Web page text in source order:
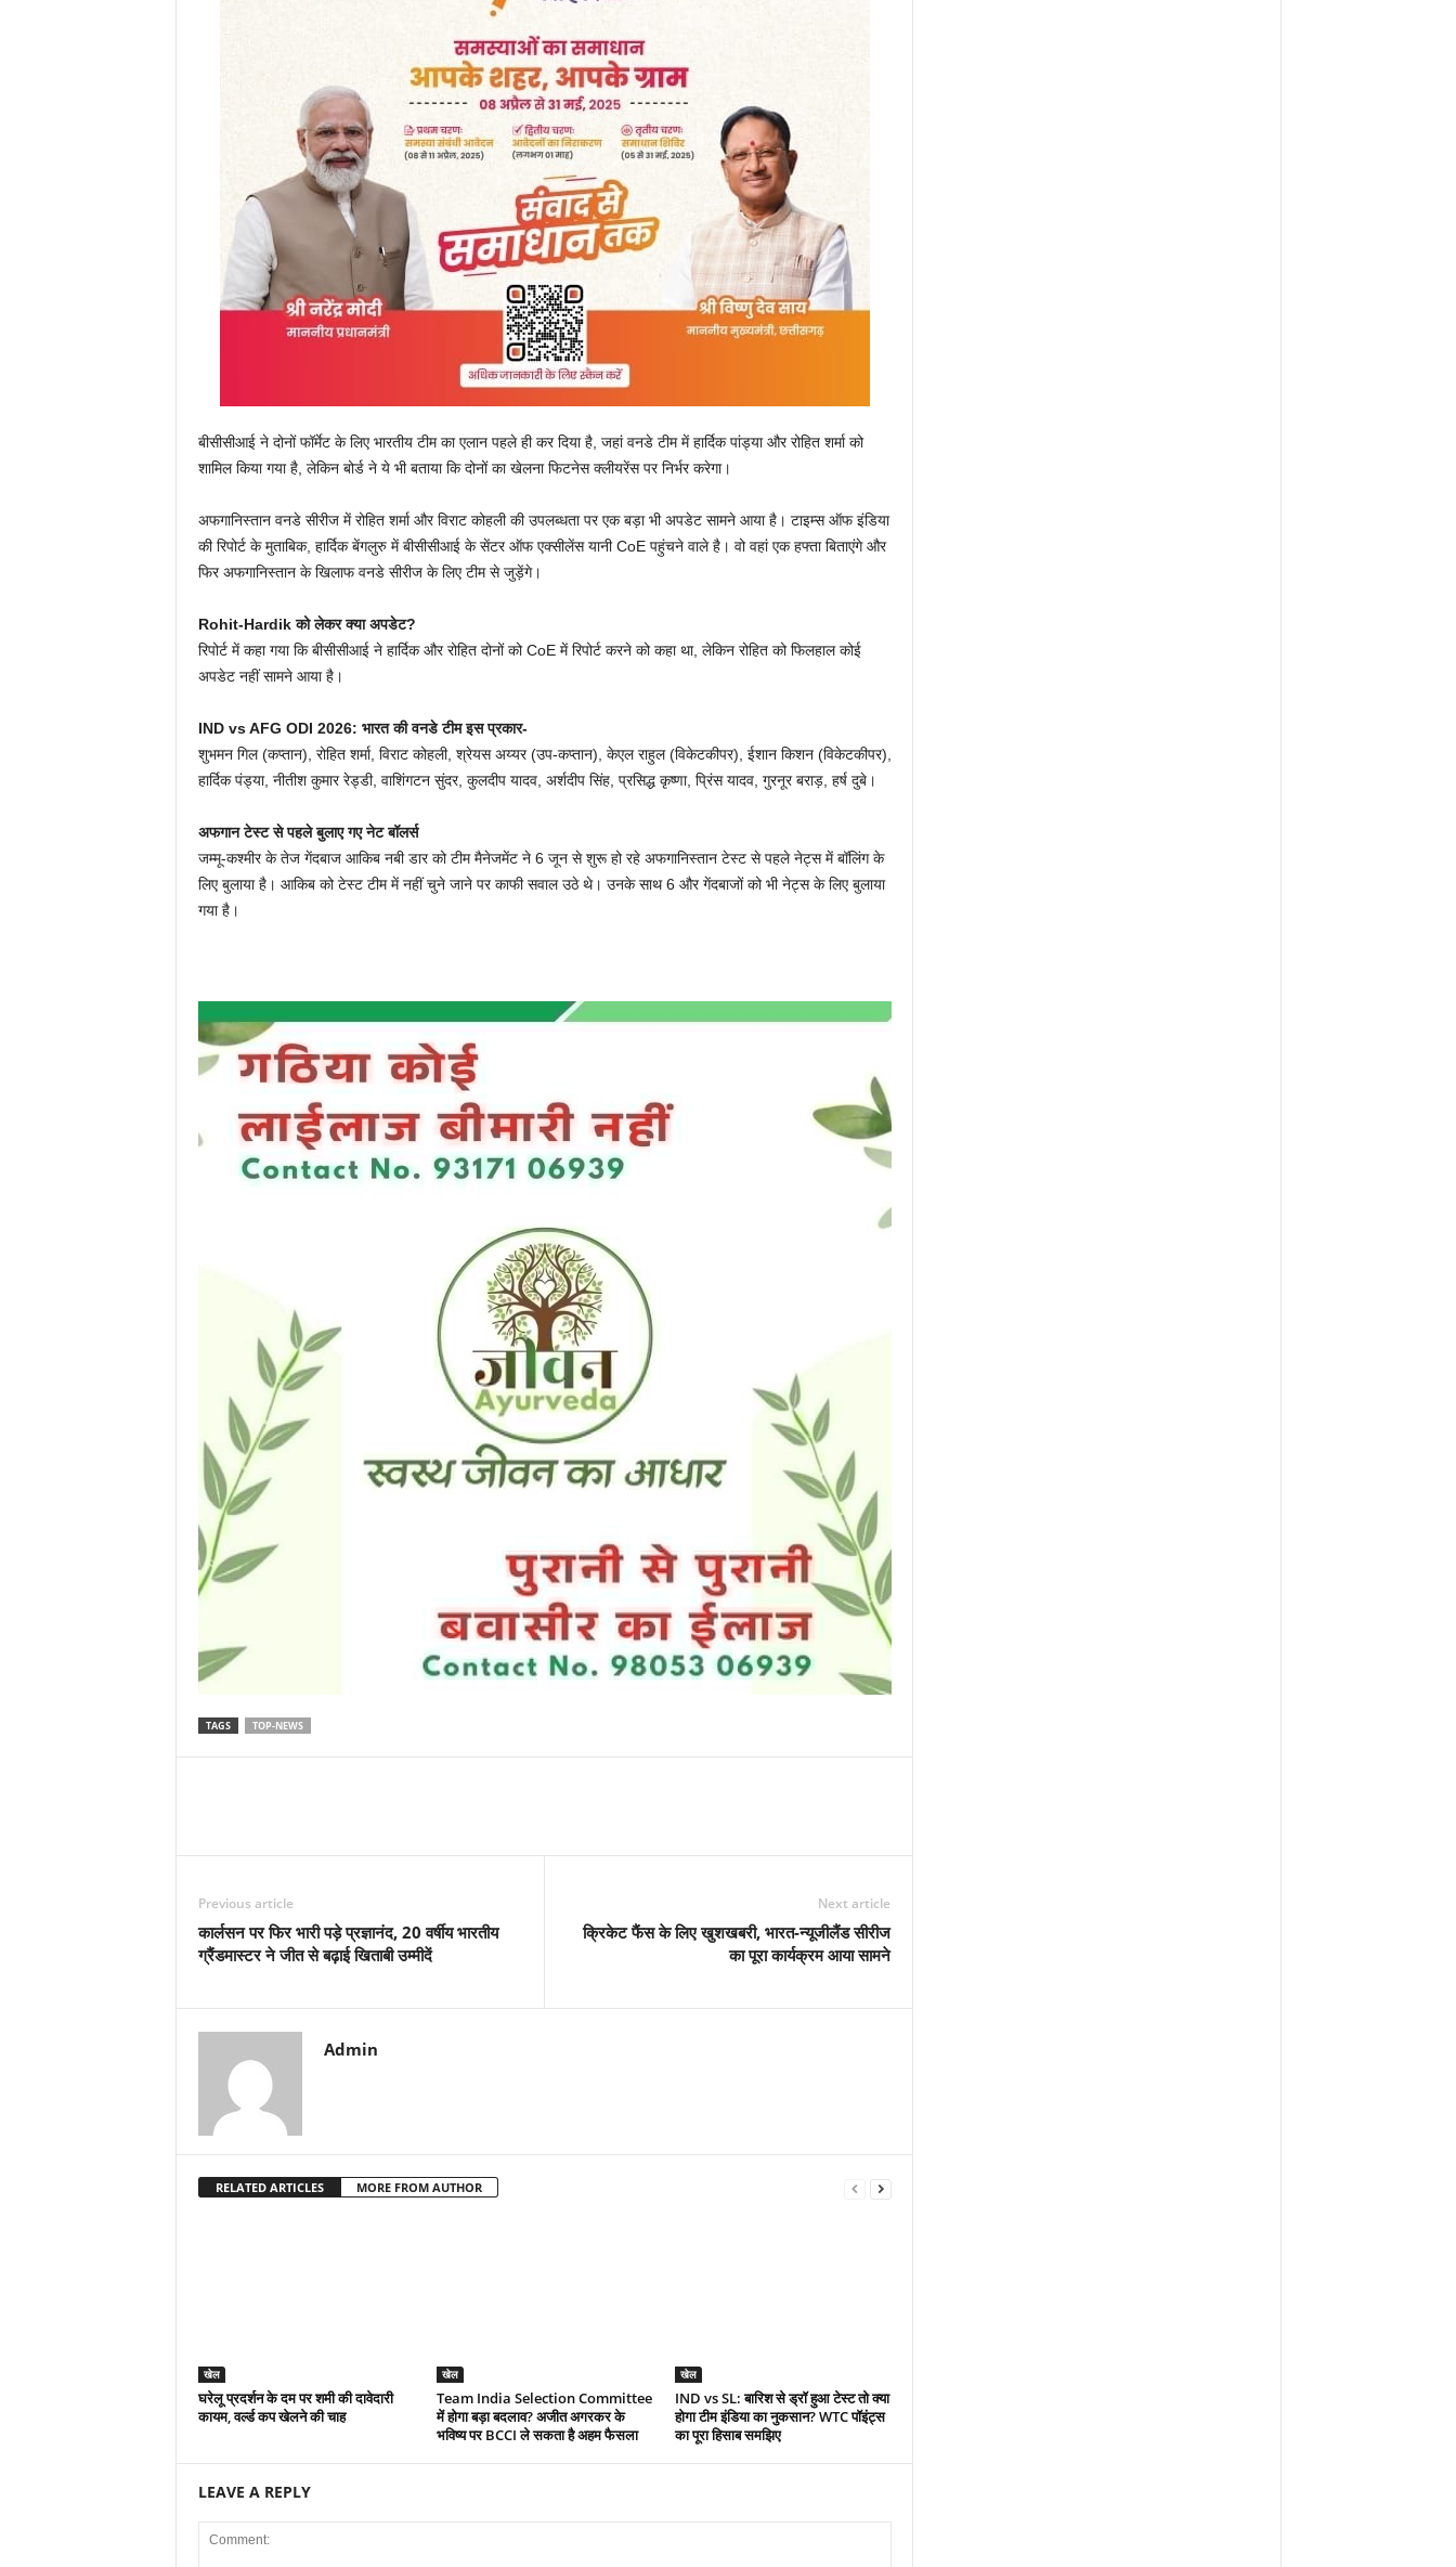
बीसीसीआई ने दोनों फॉर्मेट के लिए भारतीय टीम का एलान पहले ही कर दिया है, जहां वनडे टीम में हार्दिक पांड्या और रोहित शर्मा को
शामिल किया गया है, लेकिन बोर्ड ने ये भी बताया कि दोनों का खेलना फिटनेस क्लीयरेंस पर निर्भर करेगा।
अफगानिस्तान वनडे सीरीज में रोहित शर्मा और विराट कोहली की उपलब्धता पर एक बड़ा भी अपडेट सामने आया है। टाइम्स ऑफ इंडिया
की रिपोर्ट के मुताबिक, हार्दिक बेंगलुरु में बीसीसीआई के सेंटर ऑफ एक्सीलेंस यानी CoE पहुंचने वाले है। वो वहां एक हफ्ता बिताएंगे और
फिर अफगानिस्तान के खिलाफ वनडे सीरीज के लिए टीम से जुड़ेंगे।
Rohit-Hardik को लेकर क्या अपडेट?
रिपोर्ट में कहा गया कि बीसीसीआई ने हार्दिक और रोहित दोनों को CoE में रिपोर्ट करने को कहा था, लेकिन रोहित को फिलहाल कोई
अपडेट नहीं सामने आया है।
IND vs AFG ODI 2026: भारत की वनडे टीम इस प्रकार-
शुभमन गिल (कप्तान), रोहित शर्मा, विराट कोहली, श्रेयस अय्यर (उप-कप्तान), केएल राहुल (विकेटकीपर), ईशान किशन (विकेटकीपर),
हार्दिक पंड्या, नीतीश कुमार रेड्डी, वाशिंगटन सुंदर, कुलदीप यादव, अर्शदीप सिंह, प्रसिद्ध कृष्णा, प्रिंस यादव, गुरनूर बराड़, हर्ष दुबे।
अफगान टेस्ट से पहले बुलाए गए नेट बॉलर्स
जम्मू-कश्मीर के तेज गेंदबाज आकिब नबी डार को टीम मैनेजमेंट ने 6 जून से शुरू हो रहे अफगानिस्तान टेस्ट से पहले नेट्स में बॉलिंग के
लिए बुलाया है। आकिब को टेस्ट टीम में नहीं चुने जाने पर काफी सवाल उठे थे। उनके साथ 6 और गेंदबाजों को भी नेट्स के लिए बुलाया
गया है।
TAGS TOP-NEWS
Previous article
कार्लसन पर फिर भारी पड़े प्रज्ञानंद, 20 वर्षीय भारतीय
ग्रैंडमास्टर ने जीत से बढ़ाई खिताबी उम्मीदें
Next article
क्रिकेट फैंस के लिए खुशखबरी, भारत-न्यूजीलैंड सीरीज
का पूरा कार्यक्रम आया सामने
Admin
RELATED ARTICLES MORE FROM AUTHOR
खेल
घरेलू प्रदर्शन के दम पर शमी की दावेदारी
कायम, वर्ल्ड कप खेलने की चाह
खेल
Team India Selection Committee
में होगा बड़ा बदलाव? अजीत अगरकर के
भविष्य पर BCCI ले सकता है अहम फैसला
खेल
IND vs SL: बारिश से ड्रॉ हुआ टेस्ट तो क्या
होगा टीम इंडिया का नुकसान? WTC पॉइंट्स
का पूरा हिसाब समझिए
LEAVE A REPLY